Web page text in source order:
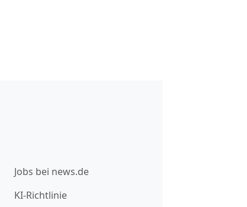
Jobs bei news.de
KI-Richtlinie